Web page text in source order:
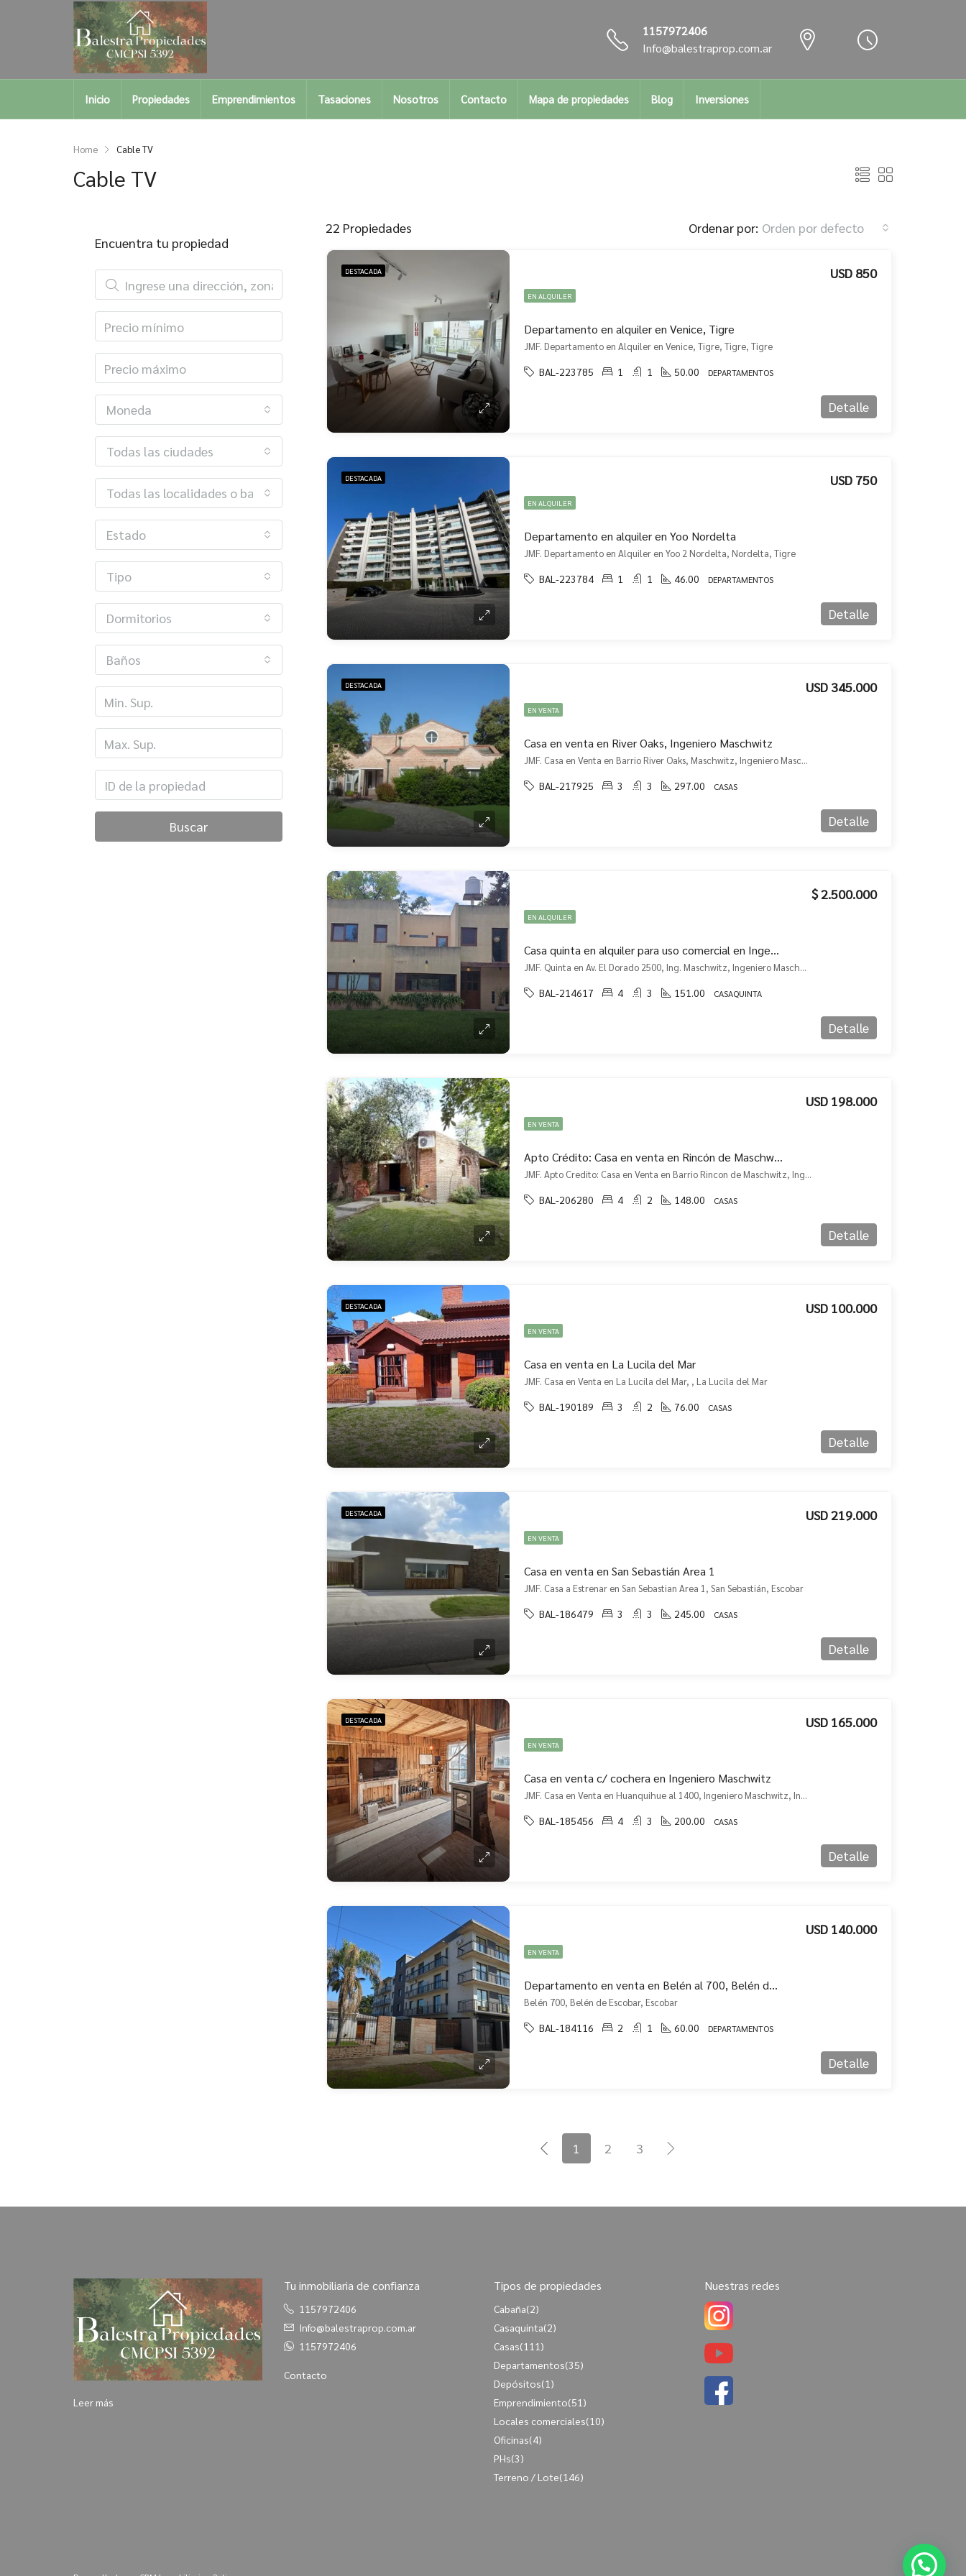
1157972406
Info@balestraprop.com.ar
Inicio Propiedades Emprendimientos Tasaciones Nosotros Contacto Mapa de propiedades Blog Inversiones
Home Cable TV
Cable TV
22 Propiedades Ordenar por: Orden por defecto
DESTACADA
EN ALQUILER
Departamento en alquiler en Venice, Tigre
USD 850
JMF. Departamento en Alquiler en Venice, Tigre, Tigre, Tigre
BAL-223785 1 1 50.00 DEPARTAMENTOS
Detalle
DESTACADA
EN ALQUILER
Departamento en alquiler en Yoo Nordelta
USD 750
JMF. Departamento en Alquiler en Yoo 2 Nordelta, Nordelta, Tigre
BAL-223784 1 1 46.00 DEPARTAMENTOS
Detalle
DESTACADA
EN VENTA
Casa en venta en River Oaks, Ingeniero Maschwitz
USD 345.000
JMF. Casa en Venta en Barrio River Oaks, Maschwitz, Ingeniero Maschwitz, Escobar
BAL-217925 3 3 297.00 CASAS
Detalle
EN ALQUILER
Casa quinta en alquiler para uso comercial en Ingeniero Maschwitz
$ 2.500.000
JMF. Quinta en Av. El Dorado 2500, Ing. Maschwitz, Ingeniero Maschwitz, Escobar
BAL-214617 4 3 151.00 CASAQUINTA
Detalle
EN VENTA
Apto Crédito: Casa en venta en Rincón de Maschwitz
USD 198.000
JMF. Apto Credito: Casa en Venta en Barrio Rincon de Maschwitz, Ingeniero Maschwitz, Escobar
BAL-206280 4 2 148.00 CASAS
Detalle
DESTACADA
EN VENTA
Casa en venta en La Lucila del Mar
USD 100.000
JMF. Casa en Venta en La Lucila del Mar, , La Lucila del Mar
BAL-190189 3 2 76.00 CASAS
Detalle
DESTACADA
EN VENTA
Casa en venta en San Sebastián Area 1
USD 219.000
JMF. Casa a Estrenar en San Sebastian Area 1, San Sebastián, Escobar
BAL-186479 3 3 245.00 CASAS
Detalle
DESTACADA
EN VENTA
Casa en venta c/ cochera en Ingeniero Maschwitz
USD 165.000
JMF. Casa en Venta en Huanquihue al 1400, Ingeniero Maschwitz, Ingeniero Maschwitz, Escobar
BAL-185456 4 3 200.00 CASAS
Detalle
EN VENTA
Departamento en venta en Belén al 700, Belén de Escobar
USD 140.000
Belén 700, Belén de Escobar, Escobar
BAL-184116 2 1 60.00 DEPARTAMENTOS
Detalle
1 2 3
Encuentra tu propiedad
Moneda
Todas las ciudades
Todas las localidades o barrios
Estado
Tipo
Dormitorios
Baños
Buscar
Leer más
Tu inmobiliaria de confianza
1157972406
Info@balestraprop.com.ar
1157972406
Contacto
Tipos de propiedades
Cabaña(2)
Casaquinta(2)
Casas(111)
Departamentos(35)
Depósitos(1)
Emprendimiento(51)
Locales comerciales(10)
Oficinas(4)
PHs(3)
Terreno / Lote(146)
Nuestras redes